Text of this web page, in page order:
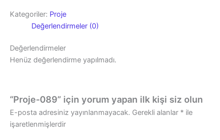
Kategoriler: Proje
Değerlendirmeler (0)
Değerlendirmeler
Henüz değerlendirme yapılmadı.
“Proje-089” için yorum yapan ilk kişi siz olun
E-posta adresiniz yayınlanmayacak. Gerekli alanlar * ile
işaretlenmişlerdir